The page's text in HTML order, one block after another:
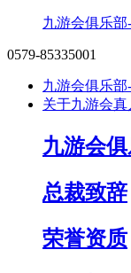
九游会俱乐
0579-85335001
九游会俱乐
关于九游会
九游会
总裁致辞
荣誉资质